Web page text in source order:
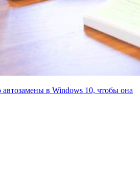
в Windows 10, чтобы она